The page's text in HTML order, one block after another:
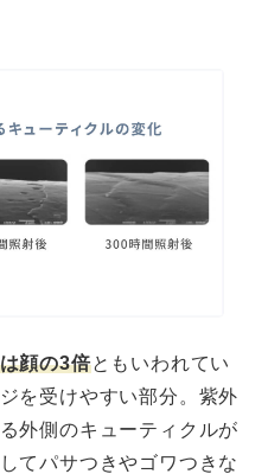
顔の3倍ともいわれてい
を受けやすい部分。紫外
外側のキューティクルが
てパサつきやゴワつきな